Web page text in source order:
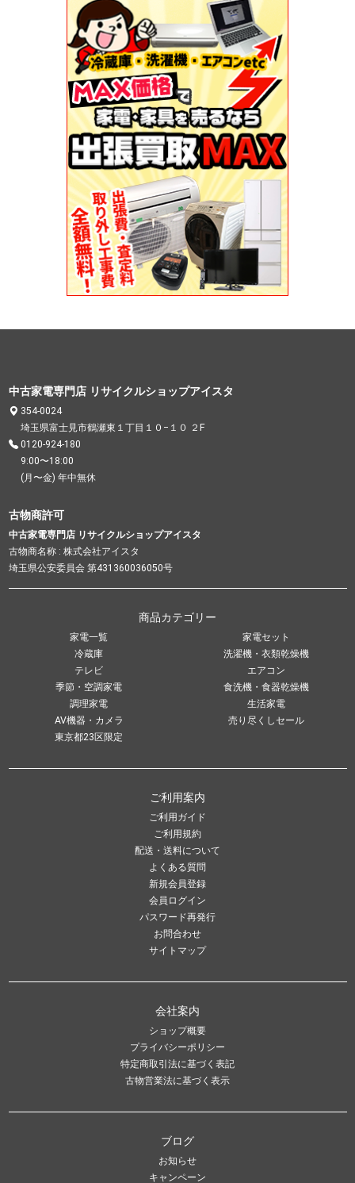
中古家電専門店 リサイクルショップアイスタ
354-0024
埼玉県富士見市鶴瀬東１丁目１０−１０ ２F
0120-924-180
9:00〜18:00
(月〜金) 年中無休
古物商許可
中古家電専門店 リサイクルショップアイスタ
古物商名称 : 株式会社アイスタ
埼玉県公安委員会 第431360036050号
商品カテゴリー
家電一覧
家電セット
冷蔵庫
洗濯機・衣類乾燥機
テレビ
エアコン
季節・空調家電
食洗機・食器乾燥機
調理家電
生活家電
AV機器・カメラ
売り尽くしセール
東京都23区限定
ご利用案内
ご利用ガイド
ご利用規約
配送・送料について
よくある質問
新規会員登録
会員ログイン
パスワード再発行
お問合わせ
サイトマップ
会社案内
ショップ概要
プライバシーポリシー
特定商取引法に基づく表記
古物営業法に基づく表示
ブログ
お知らせ
キャンペーン